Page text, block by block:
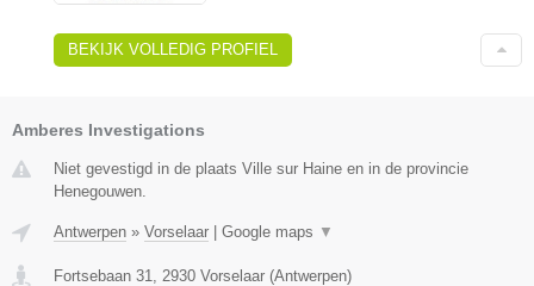
BEKIJK VOLLEDIG PROFIEL
Amberes Investigations
Niet gevestigd in de plaats Ville sur Haine en in de provincie
Henegouwen.
Antwerpen » Vorselaar Google maps ▼
Fortsebaan 31 2930 Vorselaar (Antwerpen)